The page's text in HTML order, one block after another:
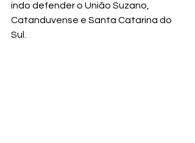
indo defender o União Suzano,
Catanduvense e Santa Catarina do
Sul.